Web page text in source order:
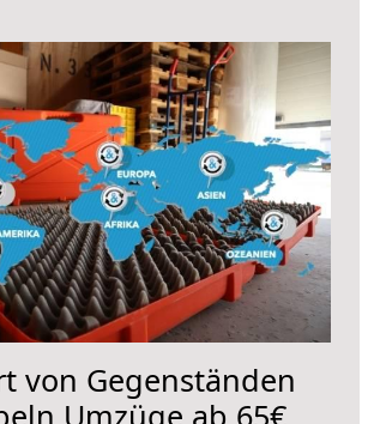
von Gegenständen
Umzüge ab 65€